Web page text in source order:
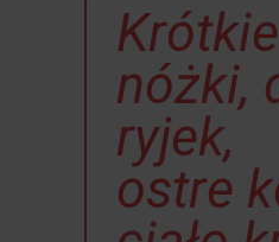
Krótkie
nóżki,
ryjek,
ostre